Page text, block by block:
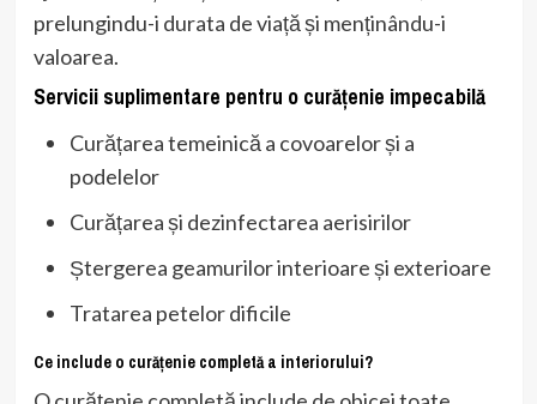
prelungindu-i durata de viață și menținându-i
valoarea.
Servicii suplimentare pentru o curățenie impecabilă
Curățarea temeinică a covoarelor și a
podelelor
Curățarea și dezinfectarea aerisirilor
Ștergerea geamurilor interioare și exterioare
Tratarea petelor dificile
Ce include o curățenie completă a interiorului?